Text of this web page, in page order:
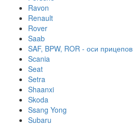
Ravon
Renault
Rover
Saab
SAF, BPW, ROR - оси прицепов
Scania
Seat
Setra
Shaanxi
Skoda
Ssang Yong
Subaru